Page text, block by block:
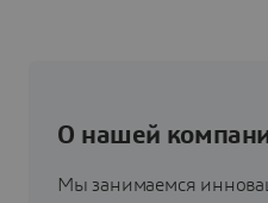
О нашей
Мы занимаемся